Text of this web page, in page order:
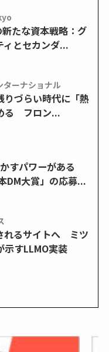
たな資本戦略：グ
ィとセカンダ...
ターナショナル
りづらい時代に「熱
る フロン...
すパワーがある
DM大賞」の応募...
れるサイトへ ミツ
示すLLMO実装